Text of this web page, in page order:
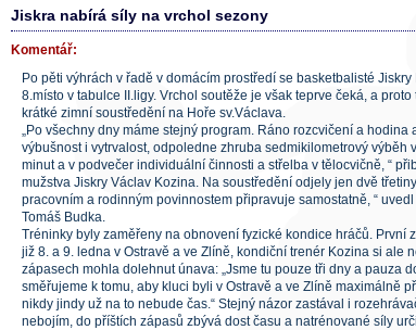
Jiskra nabírá síly na vrchol sezony
Komentář:
Po pěti výhrách v řadě v domácím prostředí se basketbalisté
8.místo v tabulce II.ligy. Vrchol soutěže je však teprve čeká, a
krátké zimní soustředění na Hoře sv.Václava.
„Po všechny dny máme stejný program. Ráno rozcvičení a
výbušnost i vytrvalost, odpoledne zhruba sedmikilometrový výběh
minut a v podvečer individuální činnosti a střelba v tělocvičně, “
mužstva Jiskry Václav Kozina. Na soustředění odjely jen dvě
pracovním a rodinným povinnostem připravuje samostatně, “
Tomáš Budka.
Tréninky byly zaměřeny na obnovení fyzické kondice hráčů. První
již 8. a 9. ledna v Ostravě a ve Zlíně, kondiční trenér Kozina si ale
zápasech mohla dolehnut únava: „Jsme tu pouze tři dny a pauza
směřujeme k tomu, aby kluci byli v Ostravě a ve Zlíně maximálně
nikdy jindy už na to nebude čas.“ Stejný názor zastával i
nebojím, do příštích zápasů zbývá dost času a natrénované síly